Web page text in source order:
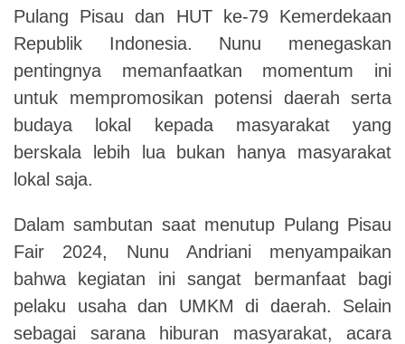
Pulang Pisau dan HUT ke-79 Kemerdekaan
Republik Indonesia. Nunu menegaskan
pentingnya memanfaatkan momentum ini
untuk mempromosikan potensi daerah serta
budaya lokal kepada masyarakat yang
berskala lebih lua bukan hanya masyarakat
lokal saja.
Dalam sambutan saat menutup Pulang Pisau
Fair 2024, Nunu Andriani menyampaikan
bahwa kegiatan ini sangat bermanfaat bagi
pelaku usaha dan UMKM di daerah. Selain
sebagai sarana hiburan masyarakat, acara